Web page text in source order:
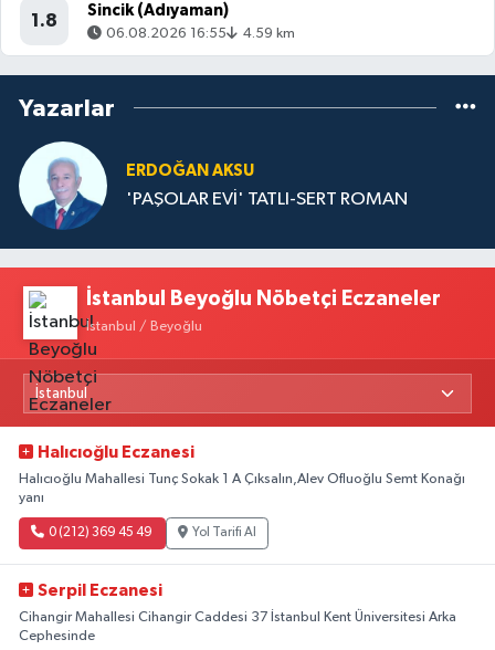
1.8
Sincik (Adıyaman)
06.08.2026 16:55 4.59 km
Yazarlar
ERDOĞAN AKSU
'PAŞOLAR EVİ' TATLI-SERT ROMAN
İstanbul Beyoğlu Nöbetçi Eczaneler
İstanbul / Beyoğlu
Halıcıoğlu Eczanesi
Halıcıoğlu Mahallesi Tunç Sokak 1 A Çıksalın,Alev Ofluoğlu Semt Konağı
yanı
0 (212) 369 45 49 Yol Tarifi Al
Serpil Eczanesi
Cihangir Mahallesi Cihangir Caddesi 37 İstanbul Kent Üniversitesi Arka
Cephesinde